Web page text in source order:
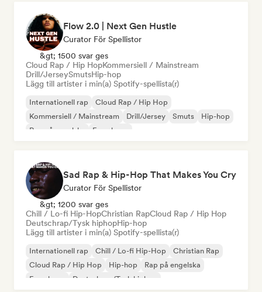
Flow 2.0 | Next Gen Hustle
Curator För Spellistor
&gt; 1500 svar ges
Cloud Rap / Hip HopKommersiell / Mainstream
Drill/JerseySmutsHip-hop
Lägg till artister i min(a) Spotify-spellista(r)
Internationell rap
Cloud Rap / Hip Hop
Kommersiell / Mainstream
Drill/Jersey Smuts
Hip-hop
Rap på engelska
Fransk rap
Sad Rap & Hip-Hop That Makes You Cry
Curator För Spellistor
&gt; 1200 svar ges
Chill / Lo-fi Hip-HopChristian RapCloud Rap / Hip Hop
Deutschrap/Tysk hiphopHip-hop
Lägg till artister i min(a) Spotify-spellista(r)
Internationell rap Chill / Lo-fi Hip-Hop
Christian Rap
Cloud Rap / Hip Hop
Hip-hop
Rap på engelska
Fransk rap
Deutschrap/Tysk hiphop